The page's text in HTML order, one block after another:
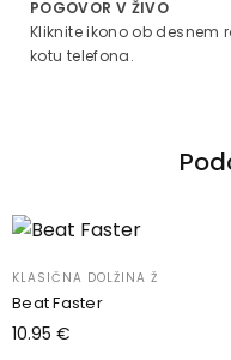
POGOVOR V ŽIVO
Kliknite ikono ob desnem
kotu telefona.
KLASIČNA DOLŽINA Ž
Beat Faster
10.95 €